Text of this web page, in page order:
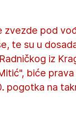
zvezde pod
te su u
iz
biće
pogotka na